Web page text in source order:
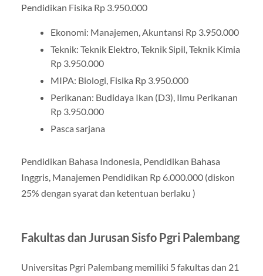
Pendidikan Fisika Rp 3.950.000
Ekonomi: Manajemen, Akuntansi Rp 3.950.000
Teknik: Teknik Elektro, Teknik Sipil, Teknik Kimia
Rp 3.950.000
MIPA: Biologi, Fisika Rp 3.950.000
Perikanan: Budidaya Ikan (D3), Ilmu Perikanan
Rp 3.950.000
Pasca sarjana
Pendidikan Bahasa Indonesia, Pendidikan Bahasa
Inggris, Manajemen Pendidikan Rp 6.000.000 (diskon
25% dengan syarat dan ketentuan berlaku )
Fakultas dan Jurusan Sisfo Pgri Palembang
Universitas Pgri Palembang memiliki 5 fakultas dan 21